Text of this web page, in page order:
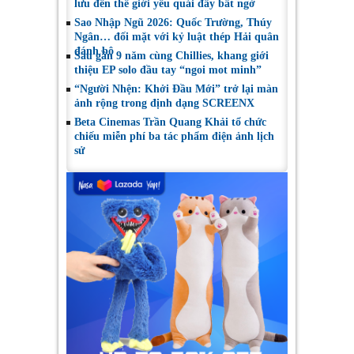
lưu đến thế giới yêu quái đầy bất ngờ
Sao Nhập Ngũ 2026: Quốc Trường, Thúy
Ngân… đối mặt với kỷ luật thép Hải quân
đánh bộ
Sau gần 9 năm cùng Chillies, khang giới
thiệu EP solo đầu tay “ngoi mot minh”
“Người Nhện: Khởi Đầu Mới” trở lại màn
ảnh rộng trong định dạng SCREENX
Beta Cinemas Trần Quang Khải tổ chức
chiếu miễn phí ba tác phẩm điện ảnh lịch
sử